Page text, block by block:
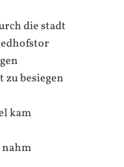
die stadt
zu besiegen
kam
nahm